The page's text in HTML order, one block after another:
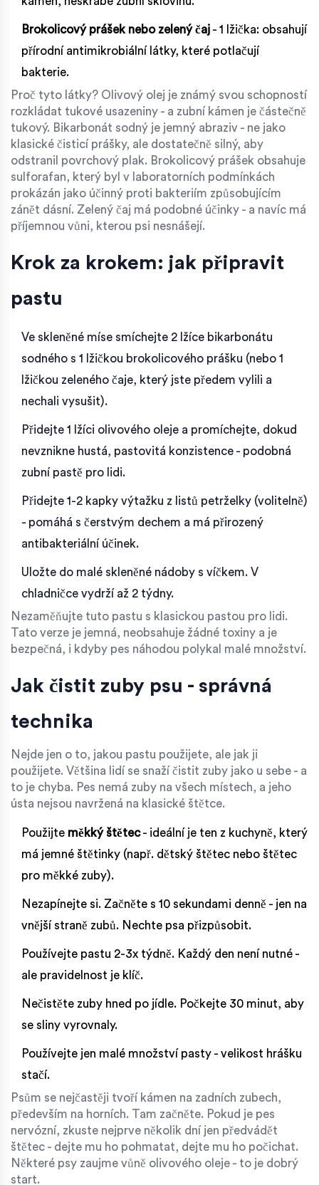
Brokolicový prášek nebo zelený čaj - 1 lžička: obsahují
přírodní antimikrobiální látky, které potlačují
bakterie.
Proč tyto látky? Olivový olej je známý svou schopností
rozkládat tukové usazeniny - a zubní kámen je částečně
tukový. Bikarbonát sodný je jemný abraziv - ne jako
klasické čisticí prášky, ale dostatečně silný, aby
odstranil povrchový plak. Brokolicový prášek obsahuje
sulforafan, který byl v laboratorních podmínkách
prokázán jako účinný proti bakteriím způsobujícím
zánět dásní. Zelený čaj má podobné účinky - a navíc má
příjemnou vůni, kterou psi nesnášejí.
Krok za krokem: jak připravit
pastu
Ve skleněné míse smíchejte 2 lžíce bikarbonátu
sodného s 1 lžičkou brokolicového prášku (nebo 1
lžičkou zeleného čaje, který jste předem vylili a
nechali vysušit).
Přidejte 1 lžíci olivového oleje a promíchejte, dokud
nevznikne hustá, pastovitá konzistence - podobná
zubní pastě pro lidi.
Přidejte 1-2 kapky výtažku z listů petrželky (volitelně)
- pomáhá s čerstvým dechem a má přirozený
antibakteriální účinek.
Uložte do malé skleněné nádoby s víčkem. V
chladničce vydrží až 2 týdny.
Nezaměňujte tuto pastu s klasickou pastou pro lidi.
Tato verze je jemná, neobsahuje žádné toxiny a je
bezpečná, i kdyby pes náhodou polykal malé množství.
Jak čistit zuby psu - správná
technika
Nejde jen o to, jakou pastu použijete, ale jak ji
použijete. Většina lidí se snaží čistit zuby jako u sebe - a
to je chyba. Pes nemá zuby na všech místech, a jeho
ústa nejsou navržená na klasické štětce.
Použijte měkký štětec- ideální je ten z kuchyně, který
má jemné štětinky (např. dětský štětec nebo štětec
pro měkké zuby).
Nezapínejte si. Začněte s 10 sekundami denně - jen na
vnější straně zubů. Nechte psa přizpůsobit.
Používejte pastu 2-3x týdně. Každý den není nutné -
ale pravidelnost je klíč.
Nečistěte zuby hned po jídle. Počkejte 30 minut, aby
se sliny vyrovnaly.
Používejte jen malé množství pasty - velikost hrášku
stačí.
Psům se nejčastěji tvoří kámen na zadních zubech,
především na horních. Tam začněte. Pokud je pes
nervózní, zkuste nejprve několik dní jen předvádět
štětec - dejte mu ho pohmatat, dejte mu ho počichat.
Některé psy zaujme vůně olivového oleje - to je dobrý
start.